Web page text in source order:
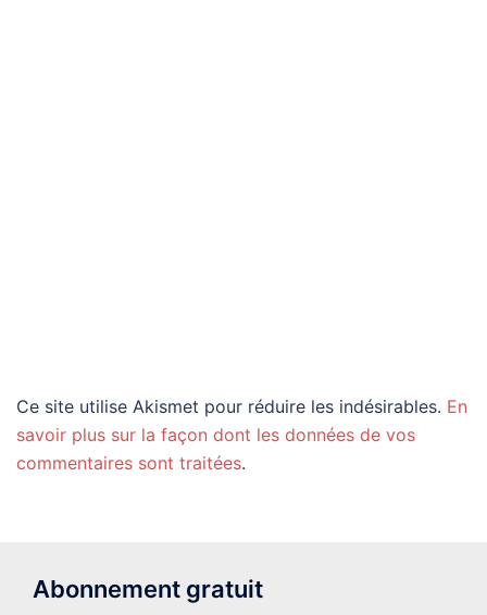
Ce site utilise Akismet pour réduire les indésirables. En
savoir plus sur la façon dont les données de vos
commentaires sont traitées.
Abonnement gratuit